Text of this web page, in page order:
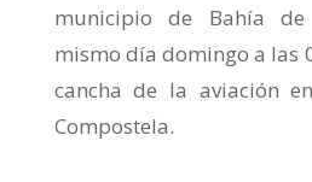
municipio de Bahía
mismo día domingo a las
cancha de la aviación
Compostela.